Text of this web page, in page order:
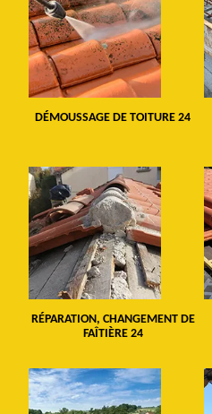
DÉMOUSSAGE DE TOITURE 24
RÉPARATION, CHANGEMENT DE
FAÎTIÈRE 24